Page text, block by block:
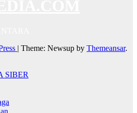
| Theme: Newsup by Themeansar.
SIBER